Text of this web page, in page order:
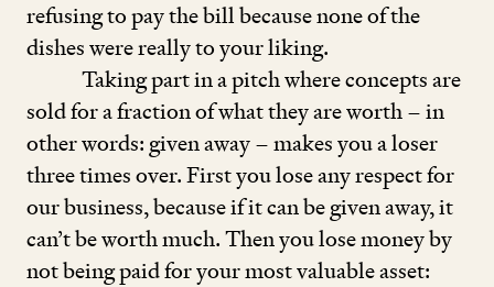
refusing to pay the bill because none of the
dishes were really to your liking.
Taking part in a pitch where concepts are
sold for a fraction of what they are worth – in
other words: given away – makes you a loser
three times over. First you lose any respect for
our business, because if it can be given away, it
can’t be worth much. Then you lose money by
not being paid for your most valuable asset: